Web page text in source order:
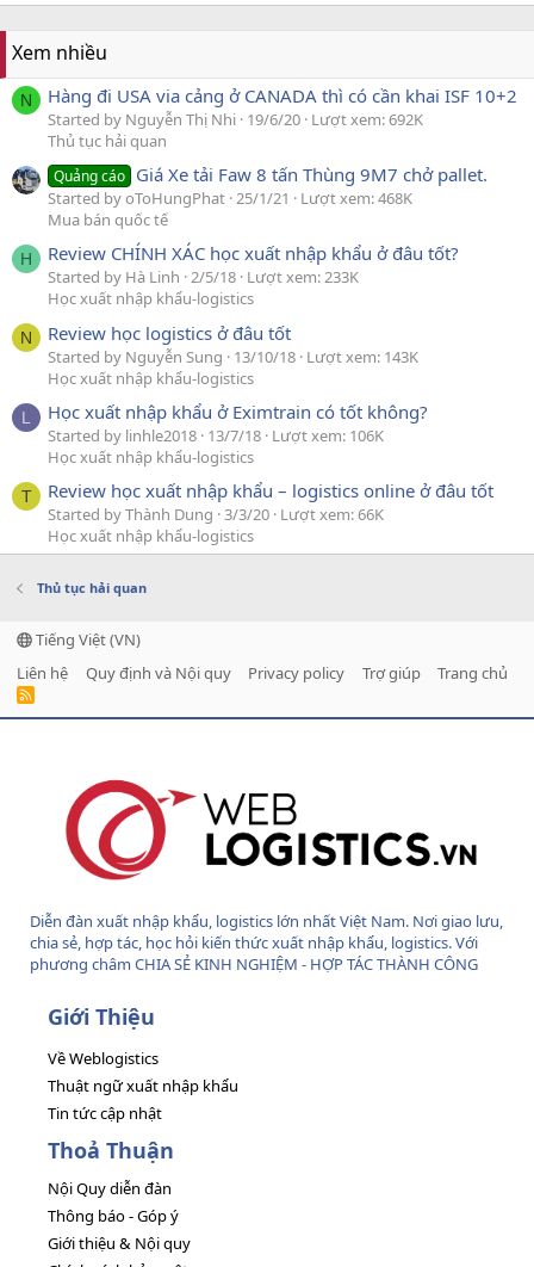
Xem nhiều
N Hàng đi USA via cảng ở CANADA thì có cần khai ISF 10+2
Started by Nguyễn Thị Nhi 19/6/20 Lượt xem: 692K
Thủ tục hải quan
Quảng cáo Giá Xe tải Faw 8 tấn Thùng 9M7 chở pallet.
Started by oToHungPhat 25/1/21
Lượt xem: 468K
Mua bán quốc tế
H Review CHÍNH XÁC học xuất nhập khẩu ở đâu tốt?
Started by Hà Linh 2/5/18 Lượt xem: 233K
Học xuất nhập khẩu-logistics
N Review học logistics ở đâu tốt
Started by Nguyễn Sung 13/10/18 Lượt xem: 143K
Học xuất nhập khẩu-logistics
L Học xuất nhập khẩu ở Eximtrain có tốt không?
Started by linhle2018 13/7/18 Lượt xem: 106K
Học xuất nhập khẩu-logistics
T Review học xuất nhập khẩu – logistics online ở đâu tốt
Started by Thành Dung 3/3/20 Lượt xem: 66K
Học xuất nhập khẩu-logistics
Thủ tục hải quan
Tiếng Việt (VN)
Liên hệ
Quy định và Nội quy Privacy policy Trợ giúp Trang chủ
R
Diễn đàn xuất nhập khẩu, logistics lớn nhất Việt Nam. Nơi giao lưu,
chia sẻ, hợp tác, học hỏi kiến thức xuất nhập khẩu, logistics. Với
phương châm CHIA SẺ KINH NGHIỆM - HỢP TÁC THÀNH CÔNG
Giới Thiệu
Về Weblogistics
Thuật ngữ xuất nhập khẩu
Tin tức cập nhật
Thoả Thuận
Nội Quy diễn đàn
Thông báo - Góp ý
Giới thiệu & Nội quy